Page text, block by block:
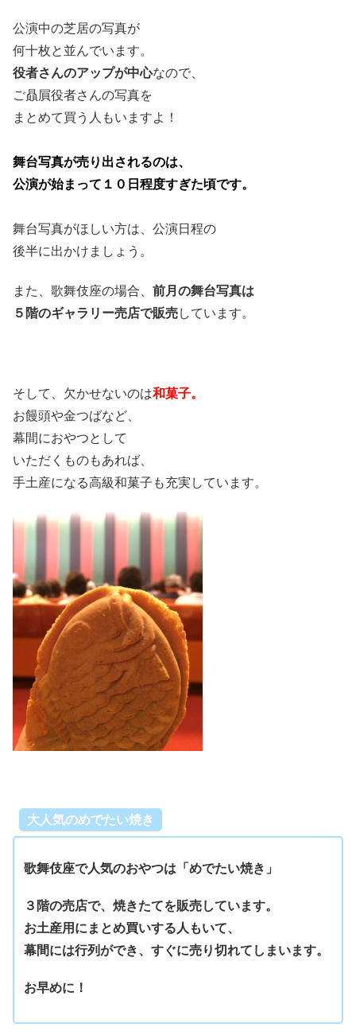
公演中の芝居の写真が
何十枚と並んでいます。
役者さんのアップが中心なので、
ご贔屓役者さんの写真を
まとめて買う人もいますよ！
舞台写真が売り出されるのは、
公演が始まって１０日程度すぎた頃です。
舞台写真がほしい方は、公演日程の
後半に出かけましょう。
また、歌舞伎座の場合、 前月の舞台写真は
５階のギャラリー売店で販売しています。
そして、欠かせないのは和菓子。
お饅頭や金つばなど、
幕間におやつとして
いただくものもあれば、
手土産になる高級和菓子も充実しています。
大人気のめでたい焼き
歌舞伎座で人気のおやつは「めでたい焼き」
３階の売店で、焼きたてを販売しています。
お土産用にまとめ買いする人もいて、
幕間には行列ができ、すぐに売り切れてしまいます。
お早めに！